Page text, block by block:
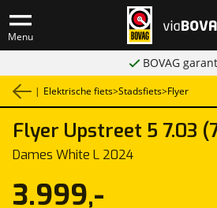
Menu
BOVAG
| Elektrische fiets>Stadsfiets>Flyer
Flyer Upstreet 5 7.03
Dames White L 2024
3.999,-